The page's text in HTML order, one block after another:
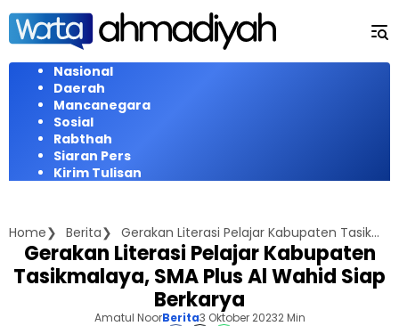
Langsung
konten
Nasional
Daerah
Mancanegara
Sosial
Rabthah
Siaran Pers
Kirim Tulisan
Home Berita Gerakan Literasi Pelajar Kabupaten Tasikmalaya, SMA Plus Al Wahid Siap Berkarya
Gerakan Literasi Pelajar Kabupaten
Tasikmalaya, SMA Plus Al Wahid Siap
Berkarya
Amatul NoorBerita3 Oktober 20232 Min